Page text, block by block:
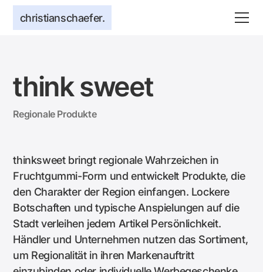
christianschaefer.
think sweet
Regionale Produkte
thinksweet bringt regionale Wahrzeichen in
Fruchtgummi-Form und entwickelt Produkte, die
den Charakter der Region einfangen. Lockere
Botschaften und typische Anspielungen auf die
Stadt verleihen jedem Artikel Persönlichkeit.
Händler und Unternehmen nutzen das Sortiment,
um Regionalität in ihren Markenauftritt